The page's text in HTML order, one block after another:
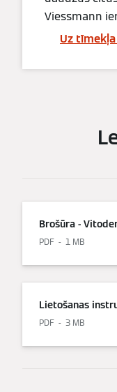
Viessmann
Uz
Brošūra -
PDF 1 MB
Lietošanas
PDF 3 MB